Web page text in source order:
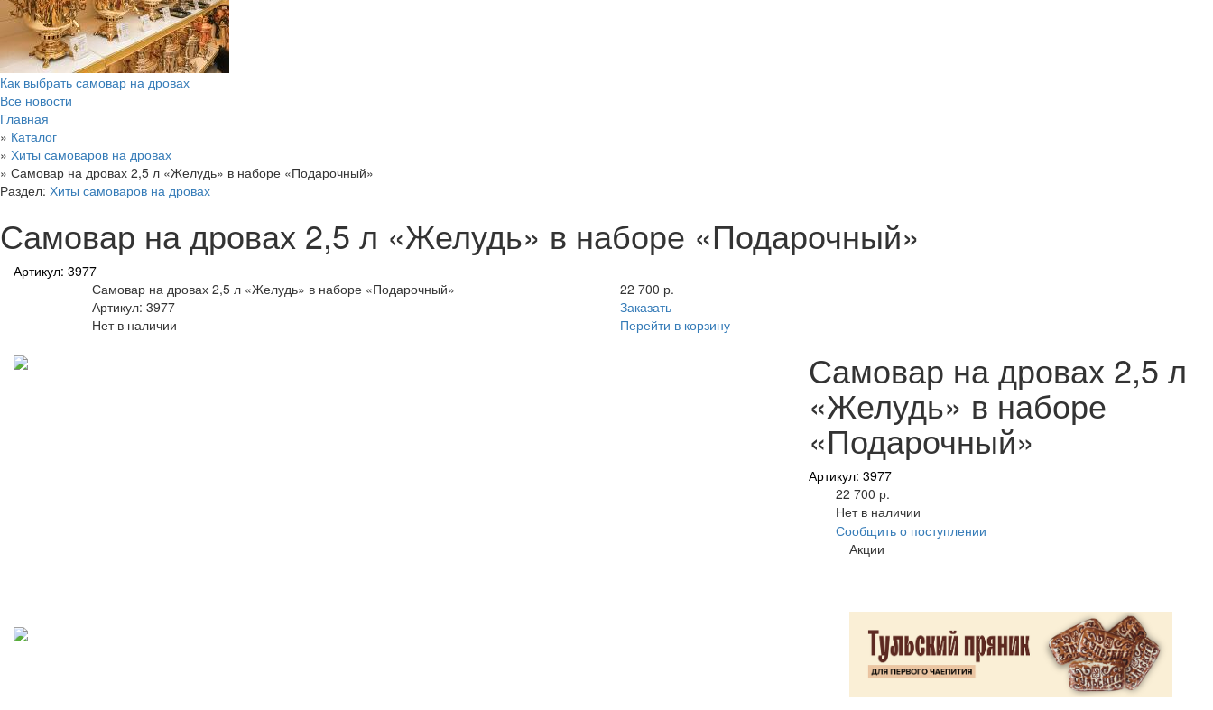
Как выбрать самовар на дровах
Все новости
Главная
» Каталог
» Хиты самоваров на дровах
» Самовар на дровах 2,5 л «Желудь» в наборе «Подарочный»
Раздел: Хиты самоваров на дровах
Самовар на дровах 2,5 л «Желудь» в наборе «Подарочный»
Артикул: 3977
Самовар на дровах 2,5 л «Желудь» в наборе «Подарочный»
Артикул: 3977
Нет в наличии
22 700 р.
Заказать
Перейти в корзину
Самовар на дровах 2,5 л
«Желудь» в наборе
«Подарочный»
Артикул: 3977
22 700 р.
Нет в наличии
Сообщить о поступлении
Акции